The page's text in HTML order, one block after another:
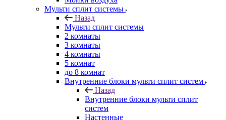
Мульти сплит системы
Назад
Мульти сплит системы
2 комнаты
3 комнаты
4 комнаты
5 комнат
до 8 комнат
Внутренние блоки мульти сплит систем
Назад
Внутренние блоки мульти сплит
систем
Настенные